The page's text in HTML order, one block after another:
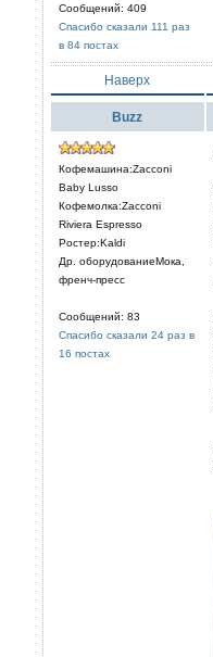
Сообщений: 409
Спасибо сказали 111 раз
в 84 постах
Наверх
Buzz
Кофемашина:Zacconi
Baby Lusso
Кофемолка:Zacconi
Riviera Espresso
Ростер:Kaldi
Др. оборудованиеМока,
френч-пресс
Сообщений: 83
Спасибо сказали 24 раз в
16 постах